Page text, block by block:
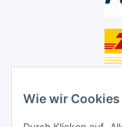
Wie wir
Social Media